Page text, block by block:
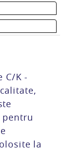
C/K -
pentru
la